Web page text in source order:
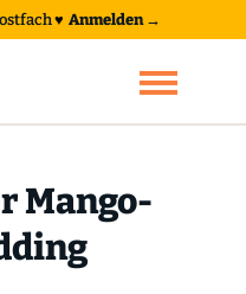
♥ Anmelden →
Mango-